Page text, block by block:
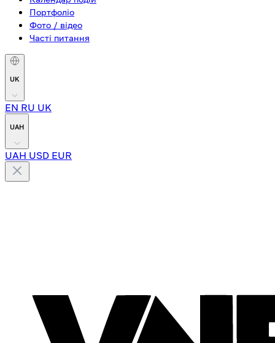
Портфоліо
Фото / відео
Часті питання
UK
EN RU UK
UAH
UAH USD EUR